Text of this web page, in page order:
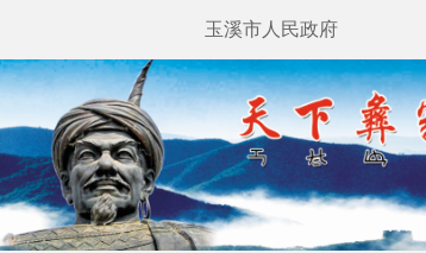
玉溪市人民政府